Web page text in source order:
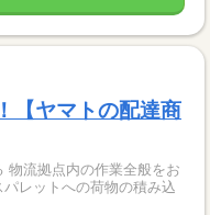
【ヤマトの配達商
流拠点内の作業全般をお